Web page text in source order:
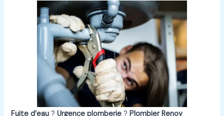
Fuite d’eau ?Urgence plomberie ?Plombier Renov